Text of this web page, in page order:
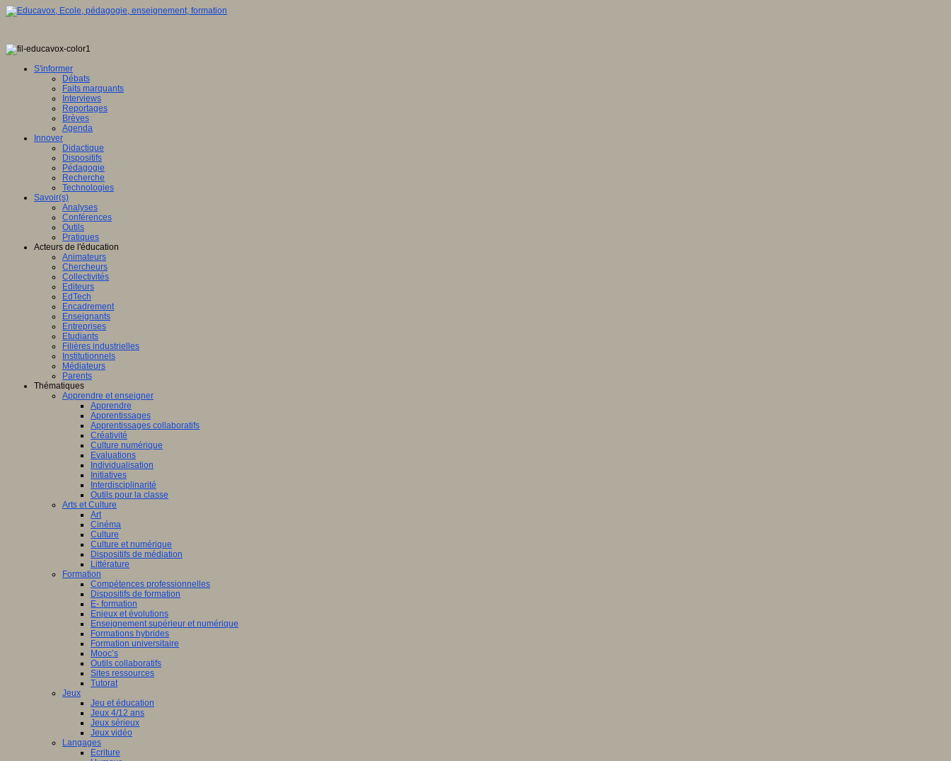
S'informer
Débats
Faits marquants
Interviews
Reportages
Brèves
Agenda
Innover
Didactique
Dispositifs
Pédagogie
Recherche
Technologies
Savoir(s)
Analyses
Conférences
Outils
Pratiques
Acteurs de l'éducation
Animateurs
Chercheurs
Collectivités
Editeurs
EdTech
Encadrement
Enseignants
Entreprises
Etudiants
Filières industrielles
Institutionnels
Médiateurs
Parents
Thématiques
Apprendre et enseigner
Apprendre
Apprentissages
Apprentissages collaboratifs
Créativité
Culture numérique
Evaluations
Individualisation
Initiatives
Interdisciplinarité
Outils pour la classe
Arts et Culture
Art
Cinéma
Culture
Culture et numérique
Dispositifs de médiation
Littérature
Formation
Compétences professionnelles
Dispositifs de formation
E- formation
Enjeux et évolutions
Enseignement supérieur et numérique
Formations hybrides
Formation universitaire
Mooc’s
Outils collaboratifs
Sites ressources
Tutorat
Jeux
Jeu et éducation
Jeux 4/12 ans
Jeux sérieux
Jeux vidéo
Langages
Ecriture